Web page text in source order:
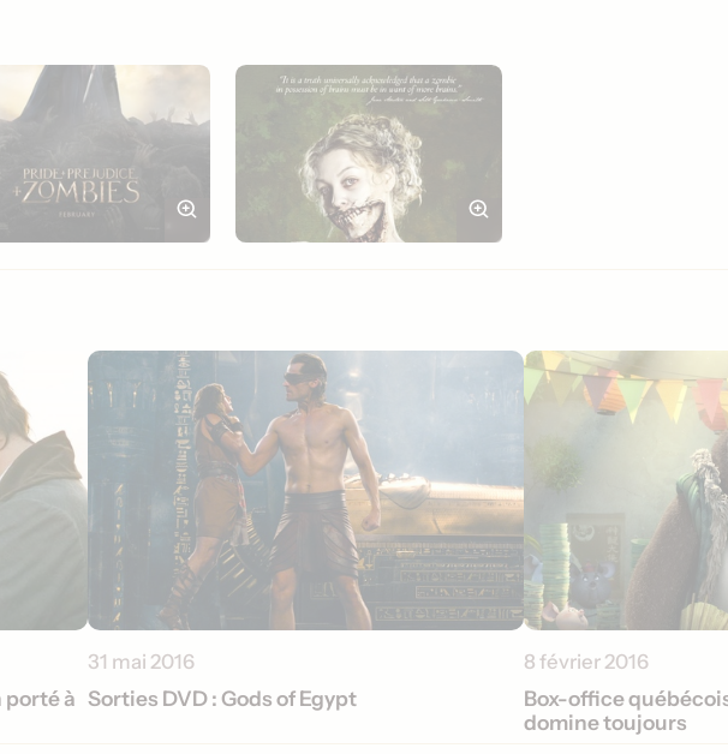
porté à
31 mai 2016
Sorties DVD : Gods of Egypt
8 février 2016
Box-office
domine toujours